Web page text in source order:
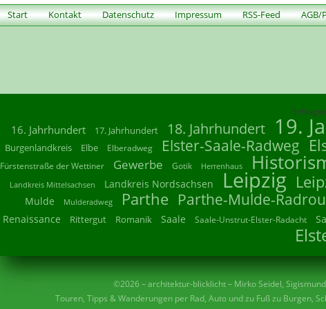
Start Kontakt Datenschutz Impressum RSS-Feed AGB/
16. Jahrhundert 17. Jahrhundert 18. Jahrhundert 19.
Burgenlandkreis Elbe Elberadweg Elster-Saale-Radweg
Fürstenstraße der Wettiner Gewerbe Gotik Herrenhaus
Landkreis Mittelsachsen Landkreis Nordsachsen Leipzig
Mulde Mulderadweg Parthe Parthe-Mulde-
Renaissance Rittergut Romanik Saale Saale-Unstrut-Elster-Radacht
©2026 – architektur-blicklicht – Mirko Seidel,
Touren, Tipps & Wanderungen per Rad, Auto und zu Fuß zu Burgen,